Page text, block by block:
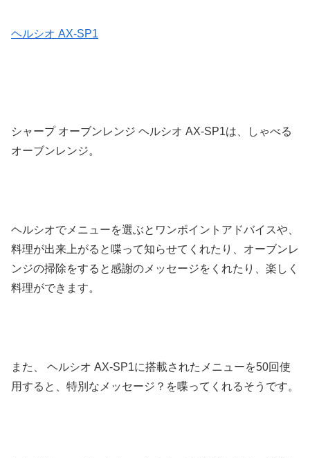
ヘルシオ AX-SP1
シャープ オーブンレンジ ヘルシオ AX-SP1は、しゃべる
オーブンレンジ。
ヘルシオでメニューを選ぶとワンポイントアドバイスや、
料理が出来上がると喋って知らせてくれたり、オーブンレ
ンジの掃除をすると感謝のメッセージをくれたり、楽しく
料理ができます。
また、 ヘルシオ AX-SP1に搭載されたメニューを50回使
用すると、特別なメッセージ？を喋ってくれるそうです。